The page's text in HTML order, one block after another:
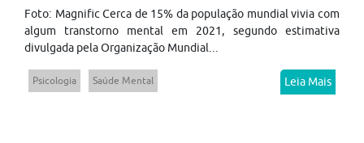
Foto: Magnific Cerca de 15% da população mundial vivia com
algum transtorno mental em 2021, segundo estimativa
divulgada pela Organização Mundial...
Psicologia Saúde Mental Leia Mais